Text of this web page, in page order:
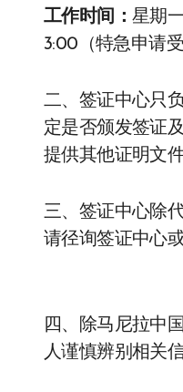
工作时间： 星期
3:00（特急申请受
二、签证中心只
定是否颁发签证
提供其他证明文
三、签证中心除
请径询签证中心
四、除马尼拉中
人谨慎辨别相关信